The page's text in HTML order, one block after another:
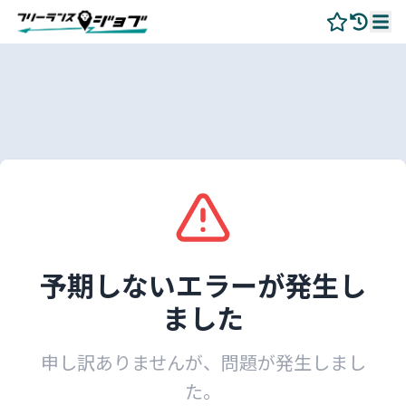
予期しないエラーが発生し
ました
申し訳ありませんが、問題が発生しまし
た。